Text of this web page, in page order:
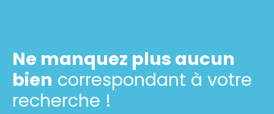
Ne manquez plus aucun
bien correspondant à votre
recherche !